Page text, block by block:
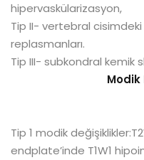
hipervaskülarizasyon,
Tip II- vertebral cisimdeki
replasmanları.
Tip III- subkondral kemik
Modik
Tip 1 modik
endplate’inde T1W1